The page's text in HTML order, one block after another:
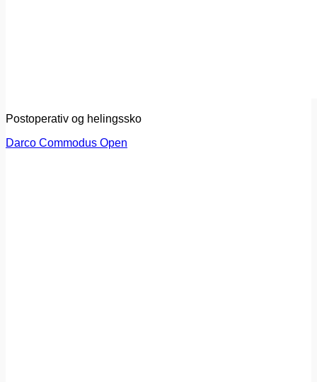
Postoperativ og helingssko
Darco Commodus Open